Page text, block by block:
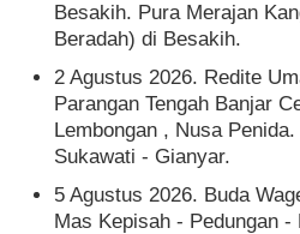
Besakih. Pura Merajan
Beradah) di Besakih.
2 Agustus 2026. Redite
Parangan Tengah Banjar
Lembongan , Nusa
Sukawati - Gianyar.
5 Agustus 2026. Buda
Mas Kepisah - Pedungan